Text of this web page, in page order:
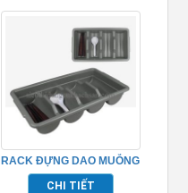
RACK ĐỰNG DAO MUỖNG
NĨA NHÀ HÀNG TP691023
CHI TIẾT